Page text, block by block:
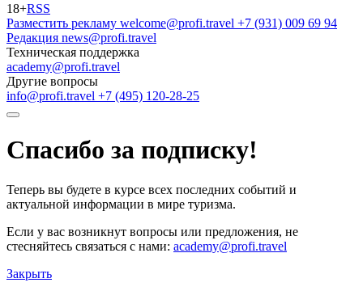
18+RSS
Разместить рекламу welcome@profi.travel +7 (931) 009 69 94
Редакция news@profi.travel
Техническая поддержка
academy@profi.travel
Другие вопросы
info@profi.travel +7 (495) 120-28-25
Спасибо за подписку!
Теперь вы будете в курсе всех последних событий и
актуальной информации в мире туризма.
Если у вас возникнут вопросы или предложения, не
стесняйтесь связаться с нами: academy@profi.travel
Закрыть